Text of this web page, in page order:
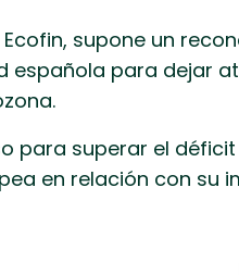
supone un
para dejar
para superar el
en relación con su